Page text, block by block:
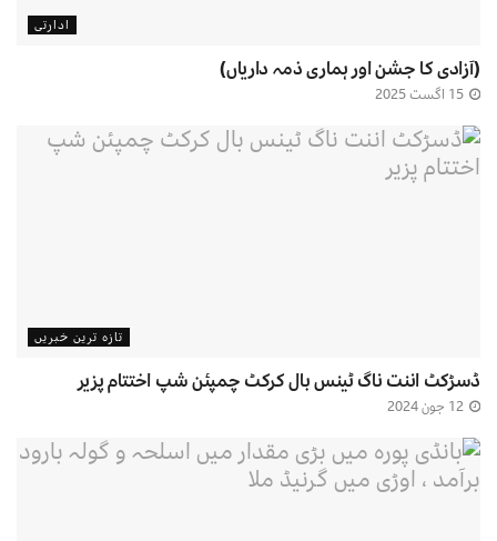
ادارتی
(آزادی کا جشن اور ہماری ذمہ داریاں)
تازہ ترین خبریں
ڈسڑکٹ اننت ناگ ٹینس بال کرکٹ چمپئن شپ اختتام پزیر